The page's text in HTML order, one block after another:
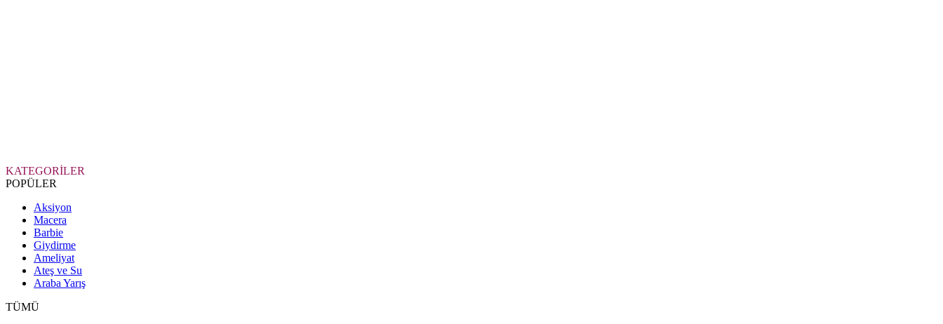
KATEGORİLER
POPÜLER
Aksiyon
Macera
Barbie
Giydirme
Ameliyat
Ateş ve Su
Araba Yarış
TÜMÜ